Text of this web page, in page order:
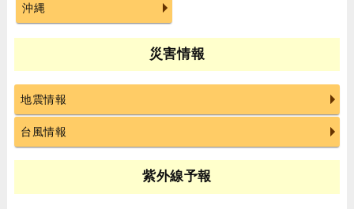
沖縄
災害情報
地震情報
台風情報
紫外線予報